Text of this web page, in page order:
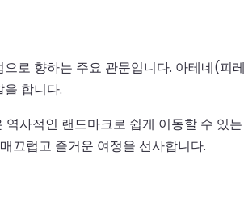
로 향하는 주요 관문입니다. 아테네(피
합니다.
사적인 랜드마크로 쉽게 이동할 수 있
끄럽고 즐거운 여정을 선사합니다.